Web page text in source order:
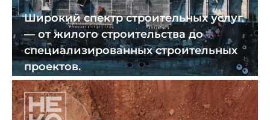
Широкий спектр строительных услуг
— от жилого строительства до
специализированных строительных
проектов.